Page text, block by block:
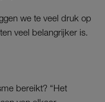
we te veel druk op
veel belangrijker is.
bereikt? “Het